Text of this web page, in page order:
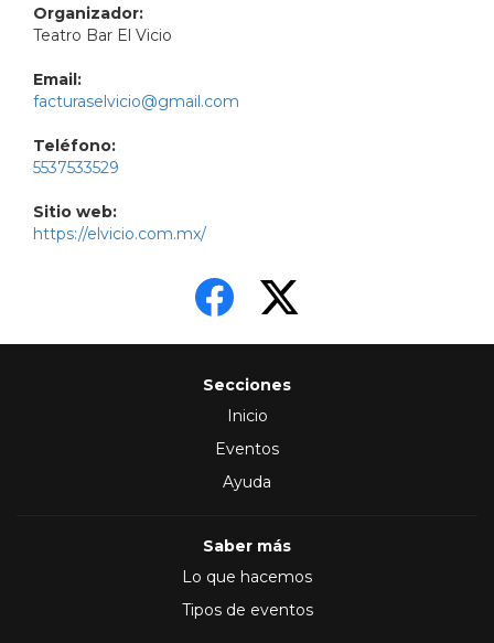
Organizador:
Teatro Bar El Vicio
Email:
facturaselvicio@gmail.com
Teléfono:
5537533529
Sitio web:
https://elvicio.com.mx/
Secciones
Inicio
Eventos
Ayuda
Saber más
Lo que hacemos
Tipos de eventos